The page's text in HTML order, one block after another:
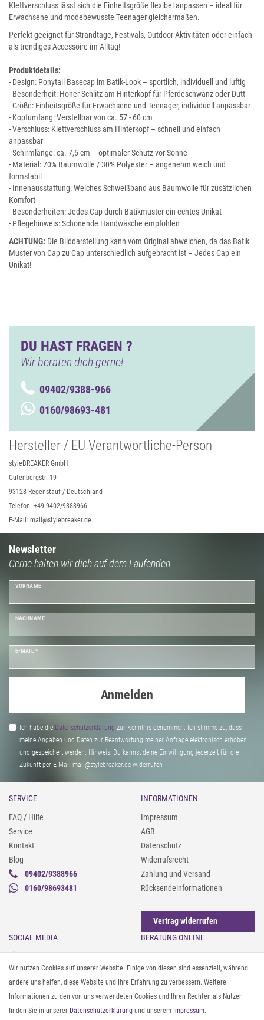
Klettverschluss lässt sich die Einheitsgröße flexibel anpassen – ideal für
Erwachsene und modebewusste Teenager gleichermaßen.
Perfekt geeignet für Strandtage, Festivals, Outdoor-Aktivitäten oder einfach
als trendiges Accessoire im Alltag!
Produktdetails:
- Design: Ponytail Basecap im Batik-Look – sportlich, individuell und luftig
- Besonderheit: Hoher Schlitz am Hinterkopf für Pferdeschwanz oder Dutt
- Größe: Einheitsgröße für Erwachsene und Teenager, individuell anpassbar
- Kopfumfang: Verstellbar von ca. 57 - 60 cm
- Verschluss: Klettverschluss am Hinterkopf – schnell und einfach
anpassbar
- Schirmlänge: ca. 7,5 cm – optimaler Schutz vor Sonne
- Material: 70% Baumwolle / 30% Polyester – angenehm weich und
formstabil
- Innenausstattung: Weiches Schweißband aus Baumwolle für zusätzlichen
Komfort
- Besonderheiten: Jedes Cap durch Batikmuster ein echtes Unikat
- Pflegehinweis: Schonende Handwäsche empfohlen
ACHTUNG: Die Bilddarstellung kann vom Original abweichen, da das Batik
Muster von Cap zu Cap unterschiedlich aufgebracht ist – Jedes Cap ein
Unikat!
DU HAST FRAGEN ?
Wir beraten dich gerne!
09402/9388-966
0160/98693-481
Hersteller / EU Verantwortliche-Person
styleBREAKER GmbH
Gutenbergstr. 19
93128 Regenstauf / Deutschland
Telefon: +49 9402/9388966
E-Mail: mail@stylebreaker.de
Newsletter
Gerne halten wir dich auf dem Laufenden
VORNAME
NACHNAME
E-MAIL *
Anmelden
Ich habe die Daten­schutz­erklärung zur Kenntnis genommen. Ich stimme zu, dass
meine Angaben und Daten zur Beantwortung meiner Anfrage elektronisch erhoben
und gespeichert werden. Hinweis: Du kannst deine Einwilligung jederzeit für die
Zukunft per E-Mail mail@stylebreaker.de widerrufen
SERVICE
FAQ / Hilfe
Service
Kontakt
Blog
09402/9388966
0160/98693481
INFORMATIONEN
Impressum
AGB
Datenschutz
Widerrufsrecht
Zahlung und Versand
Rücksendeinformationen
Vertrag widerrufen
SOCIAL MEDIA
Instagram
Facebook
Pinterest
Twitter
Youtube
BERATUNG ONLINE
Gürtel messen & kürzen
Sonnenbrillen & UV-Schutz
Textilpflege
Textil- und Material-Guide
Geldbörse richtig organisieren
Wir nutzen Cookies auf unserer Website. Einige von diesen sind essenziell, während
andere uns helfen, diese Website und Ihre Erfahrung zu verbessern. Weitere
Informationen zu den von uns verwendeten Cookies und Ihren Rechten als Nutzer
finden Sie in unserer Daten­schutz­erklärung und unserem Impressum.